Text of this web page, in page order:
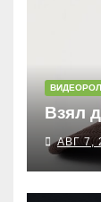
Взял
АВГ 7,